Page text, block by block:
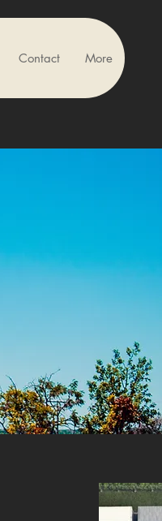
Contact More